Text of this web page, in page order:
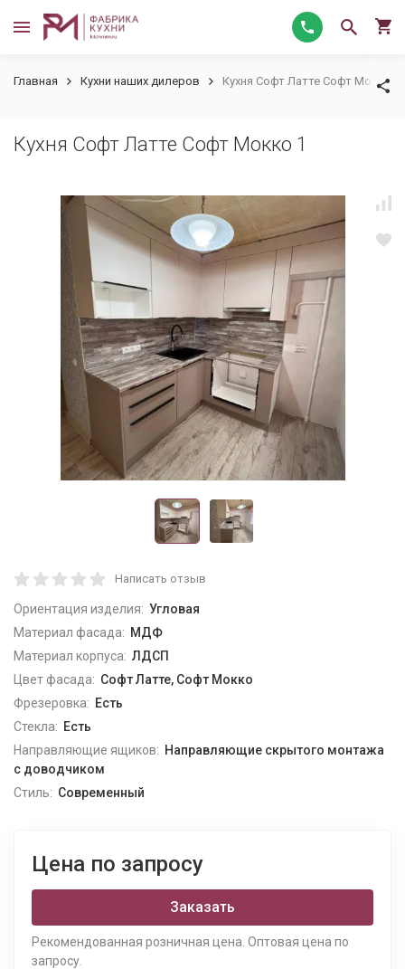
Главная Кухни наших дилеров Кухня Софт Латте Софт Мокко 1
Кухня Софт Латте Софт Мокко 1
Написать отзыв
Ориентация изделия: Угловая
Материал фасада: МДФ
Материал корпуса: ЛДСП
Цвет фасада: Софт Латте, Софт Мокко
Фрезеровка: Есть
Стекла: Есть
Направляющие ящиков: Направляющие скрытого монтажа
с доводчиком
Стиль: Современный
Цена по запросу
Заказать
Рекомендованная розничная цена. Оптовая цена по
запросу.